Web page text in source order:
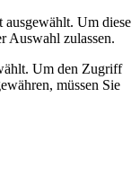
ausgewählt. Um diese
Auswahl zulassen.
Um den Zugriff
müssen Sie